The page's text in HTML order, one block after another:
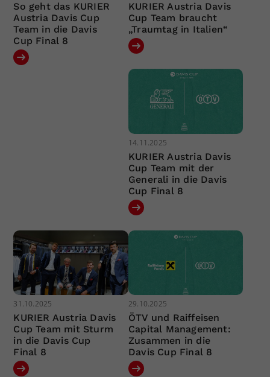
So geht das KURIER
Austria Davis Cup
Team in die Davis
Cup Final 8
KURIER Austria Davis
Cup Team braucht
„Traumtag in Italien“
14.11.2025
KURIER Austria Davis
Cup Team mit der
Generali in die Davis
Cup Final 8
31.10.2025
KURIER Austria Davis
Cup Team mit Sturm
in die Davis Cup
Final 8
29.10.2025
ÖTV und Raiffeisen
Capital Management:
Zusammen in die
Davis Cup Final 8